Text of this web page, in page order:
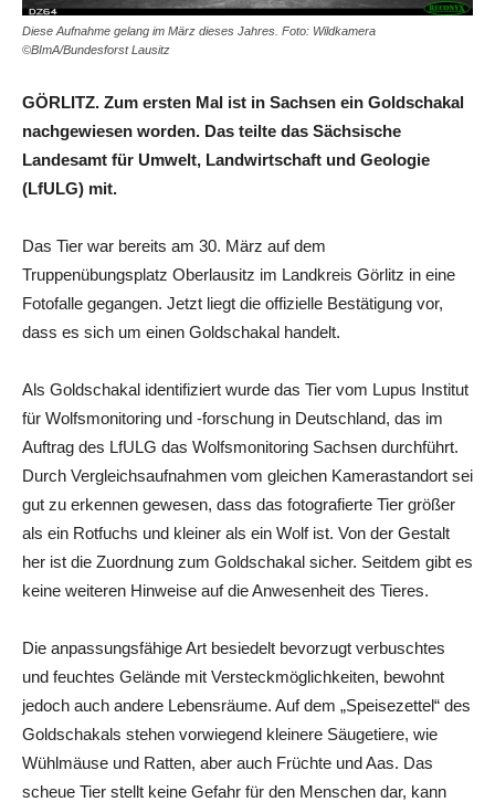
Diese Aufnahme gelang im März dieses Jahres. Foto: Wildkamera
©BImA/Bundesforst Lausitz
GÖRLITZ. Zum ersten Mal ist in Sachsen ein Goldschakal
nachgewiesen worden. Das teilte das Sächsische
Landesamt für Umwelt, Landwirtschaft und Geologie
(LfULG) mit.
Das Tier war bereits am 30. März auf dem
Truppenübungsplatz Oberlausitz im Landkreis Görlitz in eine
Fotofalle gegangen. Jetzt liegt die offizielle Bestätigung vor,
dass es sich um einen Goldschakal handelt.
Als Goldschakal identifiziert wurde das Tier vom Lupus Institut
für Wolfsmonitoring und -forschung in Deutschland, das im
Auftrag des LfULG das Wolfsmonitoring Sachsen durchführt.
Durch Vergleichsaufnahmen vom gleichen Kamerastandort sei
gut zu erkennen gewesen, dass das fotografierte Tier größer
als ein Rotfuchs und kleiner als ein Wolf ist. Von der Gestalt
her ist die Zuordnung zum Goldschakal sicher. Seitdem gibt es
keine weiteren Hinweise auf die Anwesenheit des Tieres.
Die anpassungsfähige Art besiedelt bevorzugt verbuschtes
und feuchtes Gelände mit Versteckmöglichkeiten, bewohnt
jedoch auch andere Lebensräume. Auf dem „Speisezettel“ des
Goldschakals stehen vorwiegend kleinere Säugetiere, wie
Wühlmäuse und Ratten, aber auch Früchte und Aas. Das
scheue Tier stellt keine Gefahr für den Menschen dar, kann